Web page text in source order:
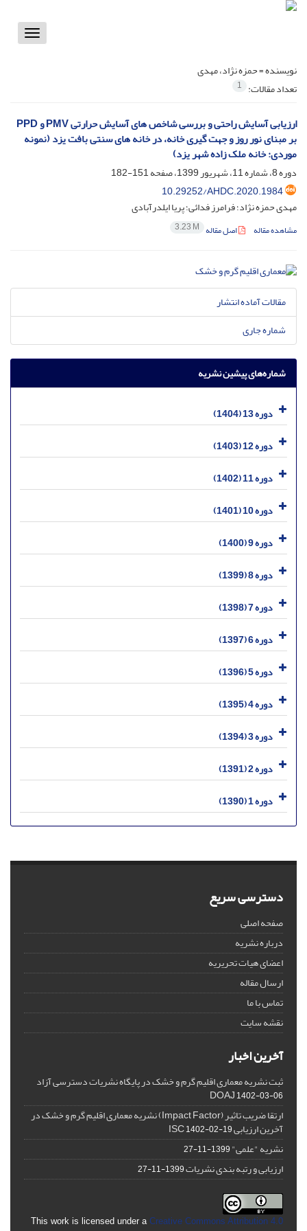
Toggle
نویسنده =حمزه نژاد، مهدی
تعداد مقالات: 1
ارزیابی آسایش راحتی و بررسی شاخص‏ های آسایش حرارتی PMV و PPD
بر مبنای نور روز و جهت‏ گیری خانه، در خانه‏ های سنتی بافت یزد (نمونه
موردی: خانه ملک ‏زاده شهر یزد)
دوره 8، شماره 11، شهریور 1399، صفحه
151-182
10.29252/AHDC.2020.1984
مهدی حمزه نژاد؛ فرامرز فدائی؛ پریا ایلدرآبادی
مشاهده مقاله اصل مقاله 3.23 M
مقالات آماده انتشار
شماره جاری
شماره‌های پیشین نشریه
دوره 13 (1404)
دوره 12 (1403)
دوره 11 (1402)
دوره 10 (1401)
دوره 9 (1400)
دوره 8 (1399)
دوره 7 (1398)
دوره 6 (1397)
دوره 5 (1396)
دوره 4 (1395)
دوره 3 (1394)
دوره 2 (1391)
دوره 1 (1390)
دسترسی سریع
صفحه اصلی
درباره نشریه
اعضای هیات تحریریه
ارسال مقاله
تماس با ما
نقشه سایت
آخرین اخبار
ثبت نشریه معماری اقلیم گرم و خشک در پایگاه نشریات دسترسی آزاد
DOAJ1402-03-06
ارتقا ضریب تاثیر (Impact Factor) نشریه معماری اقلیم گرم و خشک در
آخرین ارزیابی ISC1402-02-19
نشریه "علمی"1399-11-27
ارزیابی و رتبه بندی نشریات1399-11-27
This work is licensed under a Creative Commons Attribution 4.0